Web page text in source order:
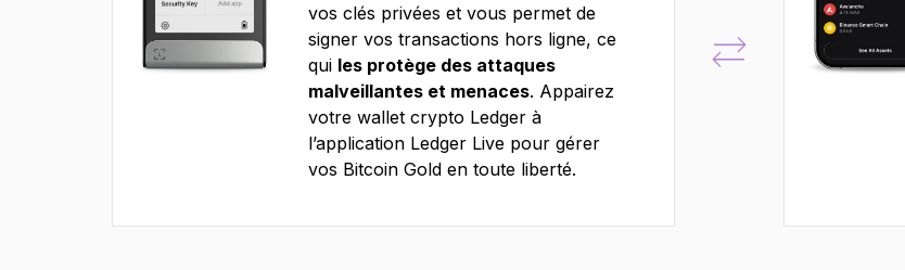
vos clés privées et vous permet de
signer vos transactions hors ligne, ce
qui les protège des attaques
malveillantes et menaces. Appairez
votre wallet crypto Ledger à
l’application Ledger Live pour gérer
vos Bitcoin Gold en toute liberté.